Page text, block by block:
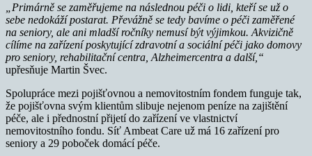
„Primárně se zaměřujeme na následnou péči o lidi, kteří se už o
sebe nedokáží postarat. Převážně se tedy bavíme o péči zaměřené
na seniory, ale ani mladší ročníky nemusí být výjimkou. Akvizičně
cílíme na zařízení poskytující zdravotní a sociální péči jako domovy
pro seniory, rehabilitační centra, Alzheimercentra a další,“
upřesňuje Martin Švec.
Spolupráce mezi pojišťovnou a nemovitostním fondem funguje tak,
že pojišťovna svým klientům slibuje nejenom peníze na zajištění
péče, ale i přednostní přijetí do zařízení ve vlastnictví
nemovitostního fondu. Síť Ambeat Care už má 16 zařízení pro
seniory a 29 poboček domácí péče.